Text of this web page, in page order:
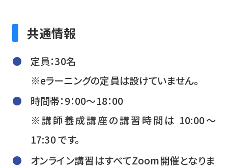
共通情報
定員：30名
※eラーニングの定員は設けていません。
時間帯：9：00～18：00
※講師養成講座の講習時間は 10:00～
17:30 です。
オンライン講習はすべてZoom開催となりま